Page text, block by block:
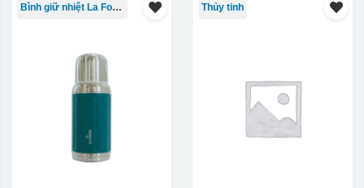
Bình giữ nhiệt La Fonte Thủy tinh